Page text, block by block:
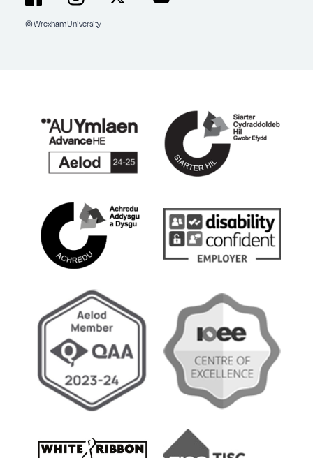
FacebookInstagram
© Wrexham University